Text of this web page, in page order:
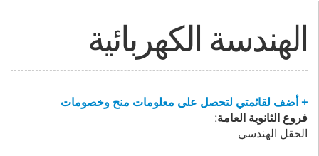
الهندسة الكهربائية
+ أضف لقائمتي لتحصل على معلومات منح وخصومات
فروع الثانوية العامة:
الحقل الهندسي